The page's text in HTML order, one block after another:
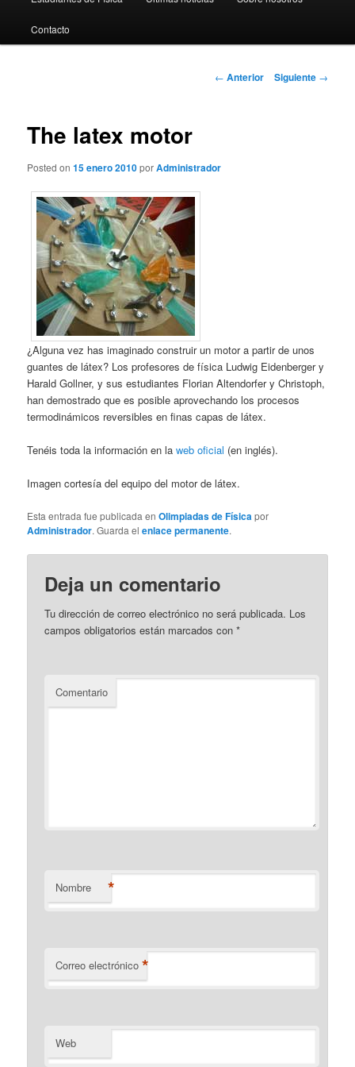
al
contenido
Contacto
Navegación
← Anterior Siguiente →
The latex motor
Posted on15 enero 2010porAdministrador
¿Alguna vez has imaginado construir un motor a partir de unos
guantes de látex? Los profesores de física Ludwig Eidenberger y
Harald Gollner, y sus estudiantes Florian Altendorfer y Christoph,
han demostrado que es posible aprovechando los procesos
termodinámicos reversibles en finas capas de látex.
Tenéis toda la información en laweb oficial (en inglés).
Imagen cortesía del equipo del motor de látex.
Esta entrada fue publicada enOlimpiadas de Física por
Administrador. Guarda elenlace permanente.
Deja un comentario
Tu dirección de correo electrónico no será publicada. Los
campos obligatorios están marcados con*
Comentario
Nombre *
Correo electrónico *
Web